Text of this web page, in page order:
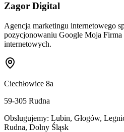
Zagor Digital
Agencja marketingu internetowego
pozycjonowaniu Google Moja Firma
internetowych.
Ciechłowice 8a
59-305 Rudna
Obslugujemy: Lubin, Głogów,
Rudna, Dolny Śląsk